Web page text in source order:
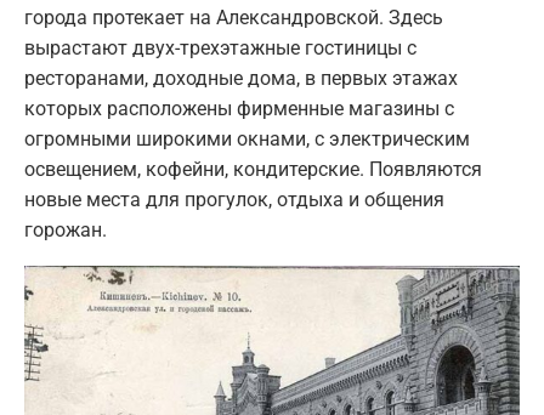
города протекает на Александровской. Здесь
вырастают двух-трехэтажные гостиницы с
ресторанами, доходные дома, в первых этажах
которых расположены фирменные магазины с
огромными широкими окнами, с электрическим
освещением, кофейни, кондитерские. Появляются
новые места для прогулок, отдыха и общения
горожан.